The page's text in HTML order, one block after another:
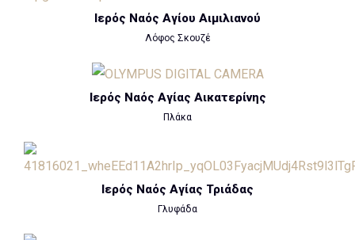
Ιερός Ναός Αγίου Αιμιλιανού
Λόφος Σκουζέ
Ιερός Ναός Αγίας Αικατερίνης
Πλάκα
Ιερός Ναός Αγίας Τριάδας
Γλυφάδα